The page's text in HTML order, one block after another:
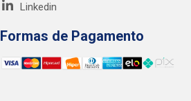
Linkedin
Formas de Pagamento